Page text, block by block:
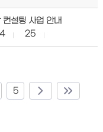
설팅 사업 안내
25
5